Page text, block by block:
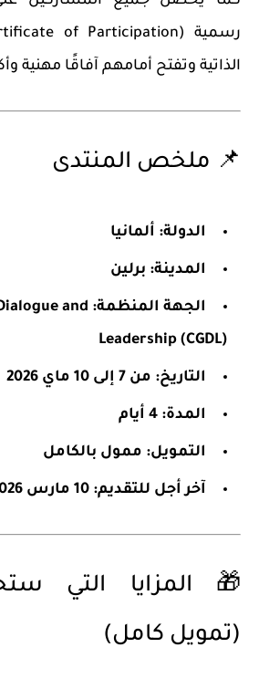
رسمية (Certificate of Participation)
الذاتية وتفتح أمامهم آفاقًا مهنية
📌 ملخص المنتدى
الدولة: ألمانيا
المدينة: برلين
الجهة المنظمة: and
Leadership (CGDL)
التاريخ: من 7 إلى 10 ماي 2026
المدة:
التمويل: ممول بالكامل
آخر أجل للتقديم:
🎁 المزايا التي
(تمويل كامل)